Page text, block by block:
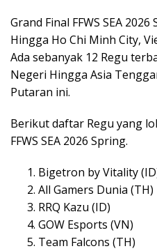
Grand Final FFWS SEA
Hingga Ho Chi Minh City,
Ada sebanyak 12 Regu
Negeri Hingga Asia
Putaran ini.
Berikut daftar Regu yang
FFWS SEA 2026 Spring.
Bigetron by Vitality
All Gamers Dunia (TH)
RRQ Kazu (ID)
GOW Esports (VN)
Team Falcons (TH)